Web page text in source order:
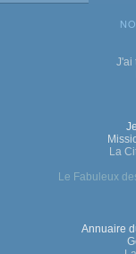
J'ai
La
Le Fabuleux
Annuaire